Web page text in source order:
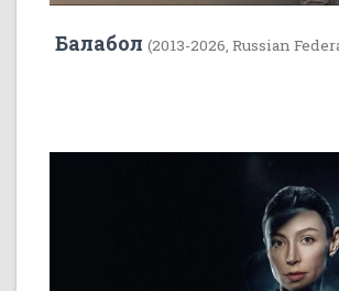
Балабол (2013-2026, Russian